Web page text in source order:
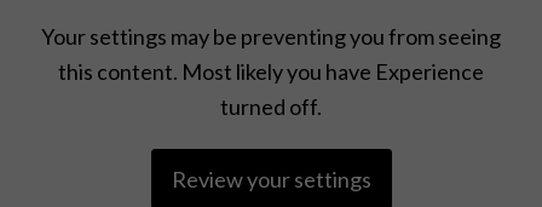
Your settings may be preventing you from seeing
this content. Most likely you have Experience
turned off.
Review your settings